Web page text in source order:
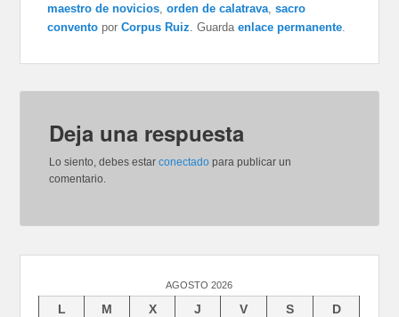
maestro de novicios ,orden de calatrava ,sacro
convento porCorpus Ruiz . Guardaenlace permanente
Deja una respuesta
Lo siento, debes estarconectado para publicar un
comentario.
AGOSTO 2026
L M X J V S
D